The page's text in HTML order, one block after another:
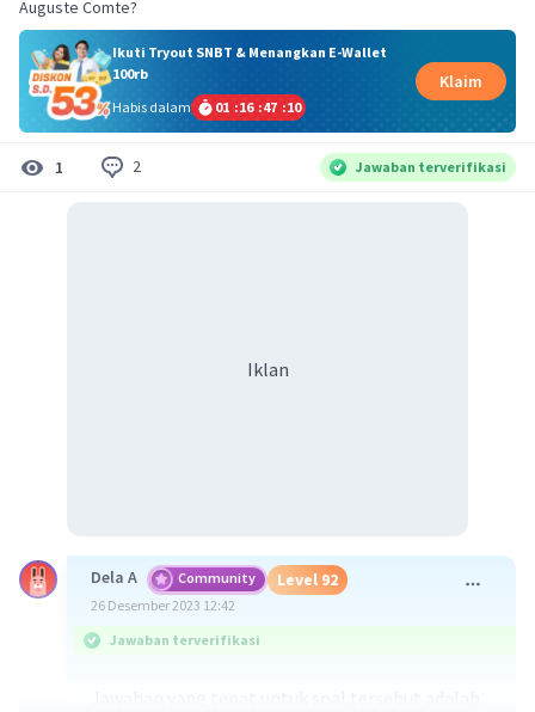
Auguste Comte?
Ikuti Tryout SNBT & Menangkan E-Wallet
100rb
Habis dalam
01 :16 :47 :10
Klaim
1 2 Jawaban terverifikasi
Iklan
Dela A Community Level 92
26 Desember 2023 12:42
Jawaban terverifikasi